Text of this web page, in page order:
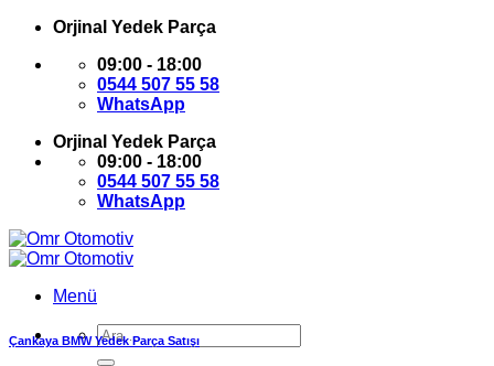
İçeriğeOrjinal Yedek Parça
09:00 - 18:00
0544 507 55 58
WhatsApp
Orjinal Yedek Parça
09:00 - 18:00
0544 507 55 58
WhatsApp
Menü
Ara:
Çankaya BMW Yedek Parça Satışı